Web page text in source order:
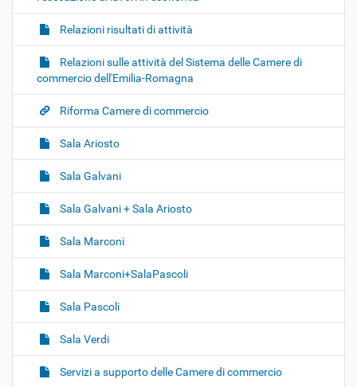
Relazioni risultati di attività
Relazioni sulle attività del Sistema delle Camere di
commercio dell'Emilia-Romagna
Riforma Camere di commercio
Sala Ariosto
Sala Galvani
Sala Galvani + Sala Ariosto
Sala Marconi
Sala Marconi+SalaPascoli
Sala Pascoli
Sala Verdi
Servizi a supporto delle Camere di commercio